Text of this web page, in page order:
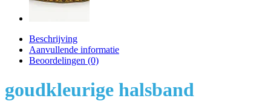
Beschrijving
Aanvullende informatie
Beoordelingen (0)
goudkleurige halsband